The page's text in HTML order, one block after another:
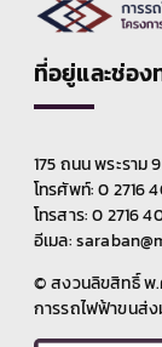
ที่อยู่และช่อ
175 ถนน พระราม
โทรศัพท์: 0 2716
โทรสาร: 0 2716
อีเมล:
© สงวนลิขสิทธิ์ พ
การรถไฟฟ้าขนส่ง